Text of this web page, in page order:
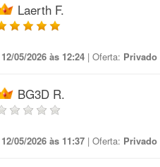
Laerth F.
12/05/2026 às 12:24 | Oferta: Privado
BG3D R.
12/05/2026 às 11:37 | Oferta: Privado